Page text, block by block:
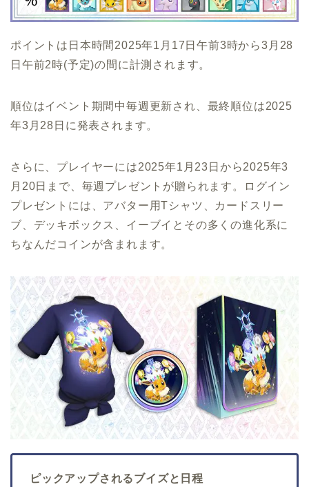
ポイントは日本時間2025年1月17日午前3時から3月28
日午前2時(予定)の間に計測されます。
順位はイベント期間中毎週更新され、最終順位は2025
年3月28日に発表されます。
さらに、プレイヤーには2025年1月23日から2025年3
月20日まで、毎週プレゼントが贈られます。ログイン
プレゼントには、アバター用Tシャツ、カードスリー
ブ、デッキボックス、イーブイとその多くの進化系に
ちなんだコインが含まれます。
ピックアップされるブイズと日程